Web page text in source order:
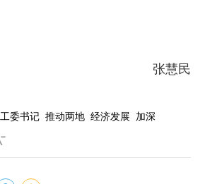
张慧民
委书记 推动两地 经济发展 加深